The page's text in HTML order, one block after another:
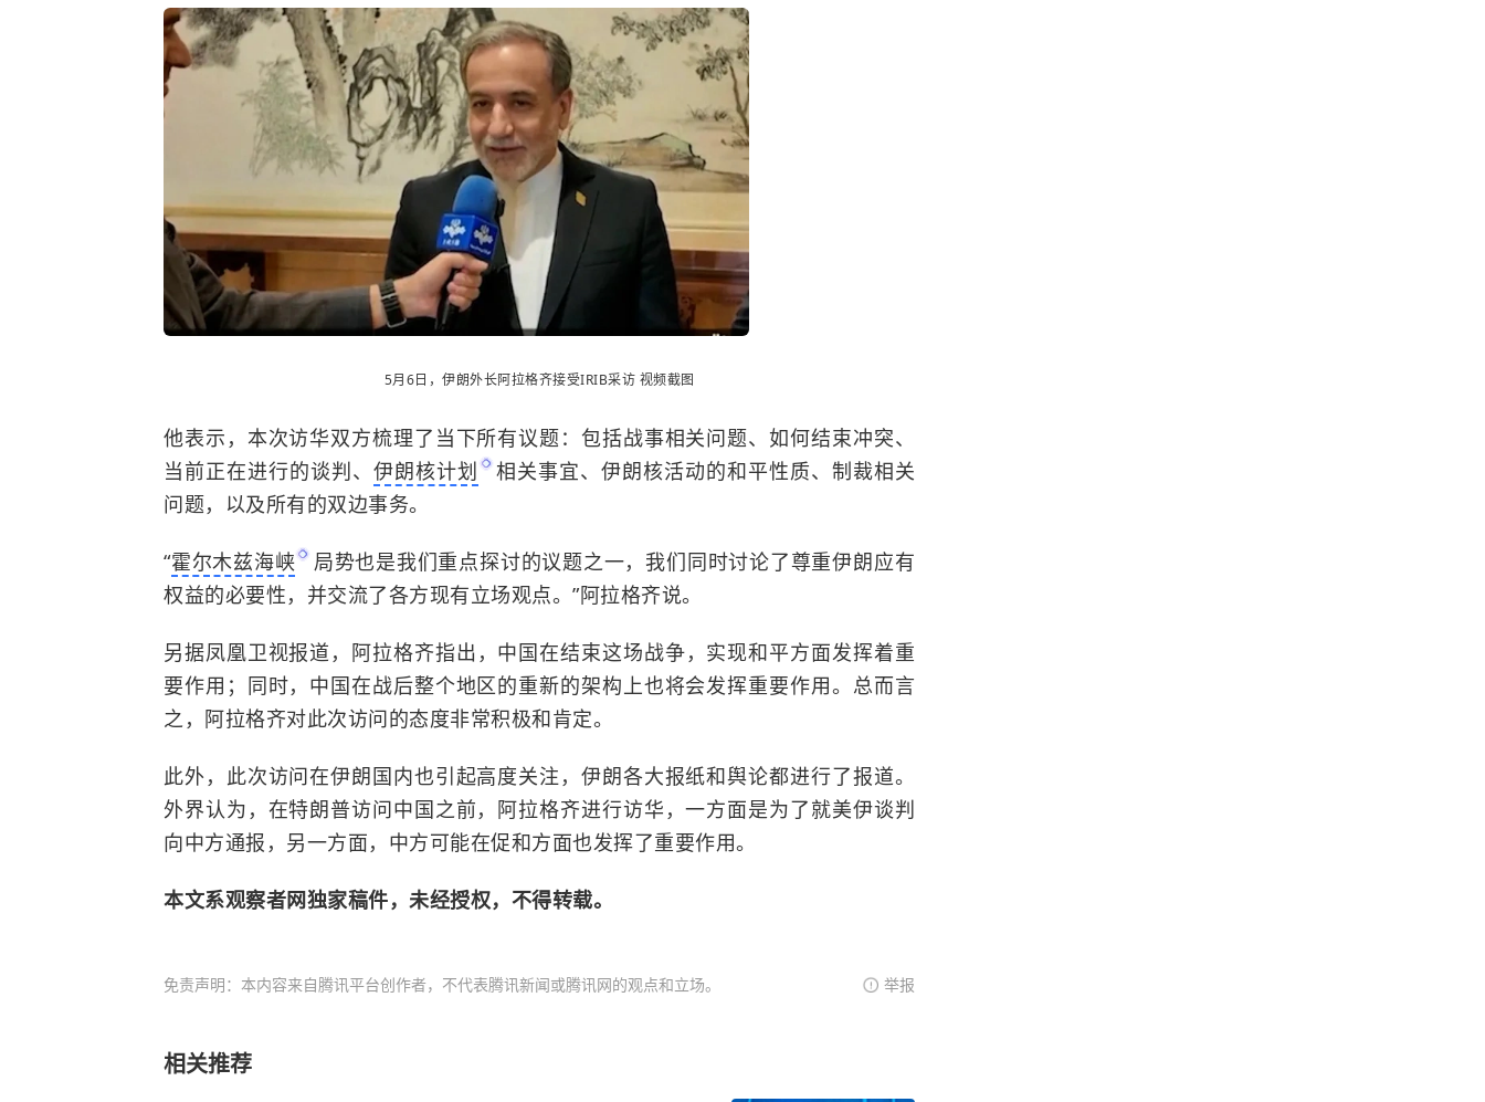
5月6日，伊朗外长阿拉格齐接受IRIB采访 视频截图
他表示，本次访华双方梳理了当下所有议题：包括战事相关问题、如何结束冲突、
当前正在进行的谈判、 伊朗核计划
相关事宜、伊朗核活动的和平性质、制裁相关
问题，以及所有的双边事务。
“霍尔木兹海峡
局势也是我们重点探讨的议题之一，我们同时讨论了尊重伊朗应有
权益的必要性，并交流了各方现有立场观点。”阿拉格齐说。
另据凤凰卫视报道，阿拉格齐指出，中国在结束这场战争，实现和平方面发挥着重
要作用；同时，中国在战后整个地区的重新的架构上也将会发挥重要作用。总而言
之，阿拉格齐对此次访问的态度非常积极和肯定。
此外，此次访问在伊朗国内也引起高度关注，伊朗各大报纸和舆论都进行了报道。
外界认为，在特朗普访问中国之前，阿拉格齐进行访华，一方面是为了就美伊谈判
向中方通报，另一方面，中方可能在促和方面也发挥了重要作用。
本文系观察者网独家稿件，未经授权，不得转载。
免责声明：本内容来自腾讯平台创作者，不代表腾讯新闻或腾讯网的观点和立场。 举报
相关推荐